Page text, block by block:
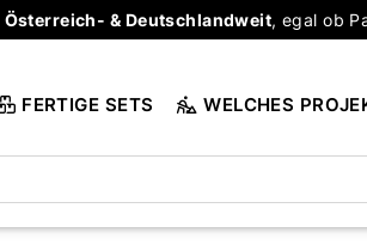
Österreich- & Deutschlandweit, egal ob
FERTIGE SETS WELCHES